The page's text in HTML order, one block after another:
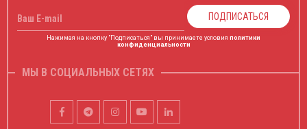
Ваш E-mail ПОДПИСАТЬСЯ
Нажимая на кнопку "Подписаться" вы принимаете условия политики
конфиденциальности
МЫ В СОЦИАЛЬНЫХ СЕТЯХ